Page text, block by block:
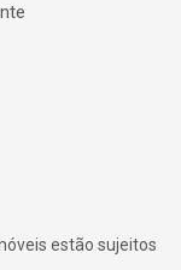
estão sujeitos